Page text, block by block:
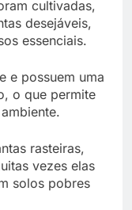
cultivadas,
desejáveis,
essenciais.
e possuem uma
o que permite
rasteiras,
vezes elas
solos pobres